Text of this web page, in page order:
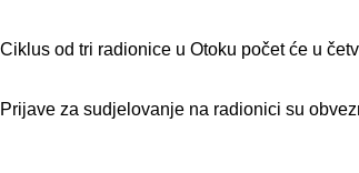
Ciklus od tri radionice u Otoku počet će u
Prijave za sudjelovanje na radionici su